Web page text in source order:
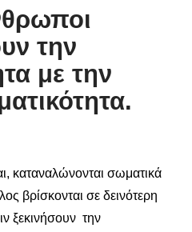
την
με την
.
καταναλώνονται σωματικά
βρίσκονται σε δεινότερη
ξεκινήσουν την